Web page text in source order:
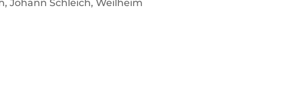
Johann Schleich, Weilheim